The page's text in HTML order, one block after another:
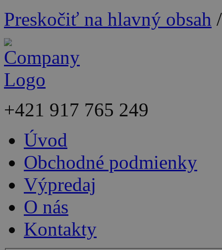
Preskočiť na hlavný obsah
+421 917 765 249
Úvod
Obchodné podmienky
Výpredaj
O nás
Kontakty